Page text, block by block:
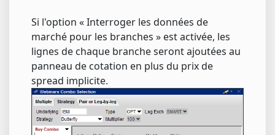
Si l'option « Interroger les données de
marché pour les branches » est activée, les
lignes de chaque branche seront ajoutées au
panneau de cotation en plus du prix de
spread implicite.